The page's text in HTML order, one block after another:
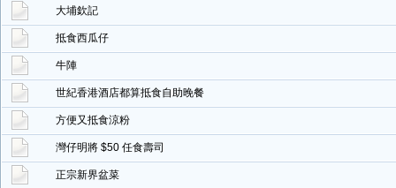
大埔欽記
抵食西瓜仔
牛陣
世紀香港酒店都算抵食自助晚餐
方便又抵食涼粉
灣仔明將 $50 任食壽司
正宗新界盆菜